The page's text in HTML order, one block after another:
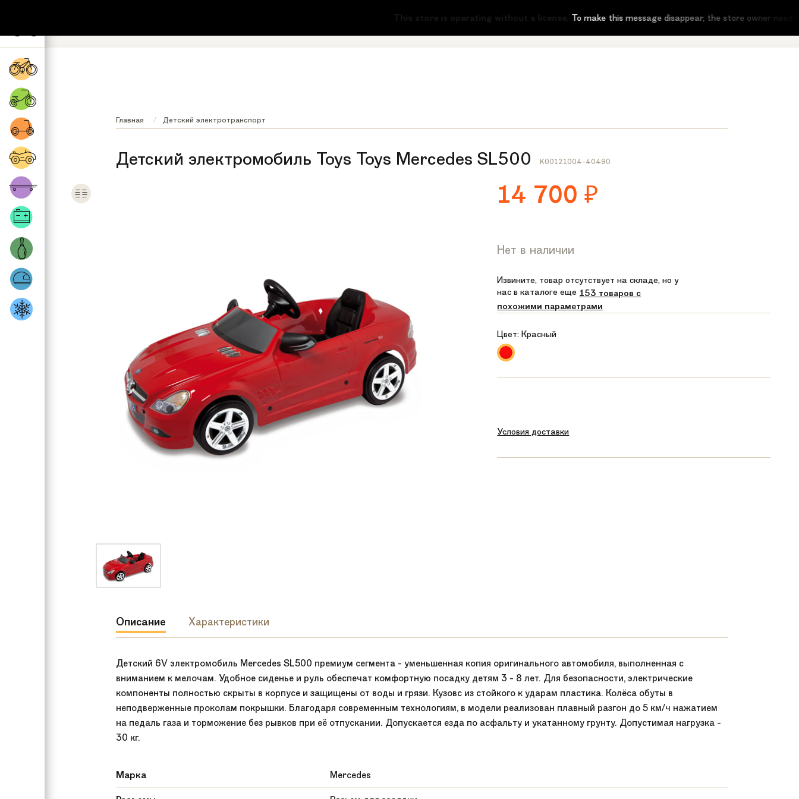
This store is operating without a license. To make this message disappear, the store owner
Главная Детский электротранспорт
Детский электромобиль Toys Toys Mercedes SL500 K00121004-40490
14 700₽
Нет в наличии
Извините, товар отсутствует на складе, но у
нас в каталоге еще 153 товаров с
похожими параметрами
Цвет:Красный
Условия доставки
Описание Характеристики
Детский 6V электромобиль Mercedes SL500 премиум сегмента - уменьшенная копия оригинального автомобиля, выполненная с
вниманием к мелочам. Удобное сиденье и руль обеспечат комфортную посадку детям 3 - 8 лет. Для безопасности, электрические
компоненты полностью скрыты в корпусе и защищены от воды и грязи. Кузовс из стойкого к ударам пластика. Колёса обуты в
неподверженные проколам покрышки. Благодаря современным технологиям, в модели реализован плавный разгон до 5 км/ч нажатием
на педаль газа и торможение без рывков при её отпускании. Допускается езда по асфальту и укатанному грунту. Допустимая нагрузка -
30 кг.
Марка
Mercedes